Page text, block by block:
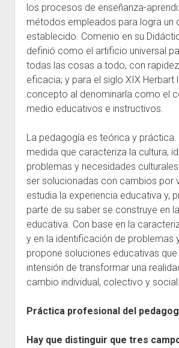
los procesos de enseñanza-
métodos empleados para logra un
establecido. Comenio en su
definió como el artificio universal
todas las cosas a todo, con
eficacia; y para el siglo XIX Herbart
concepto al denominarla como el
medio educativos e instructivos.
La pedagogía es teórica y práctica.
medida que caracteriza la cultura,
problemas y necesidades
ser solucionadas con cambios por
estudia la experiencia educativa y,
parte de su saber se construye en
educativa. Con base en la
y en la identificación de problemas
propone soluciones educativas que
intensión de transformar una
cambio individual, colectivo y social.
Práctica profesional del
Hay que distinguir que tres